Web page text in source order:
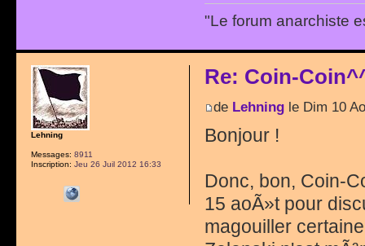
"Le forum anarchiste
Re: Coin-
de Lehningle Dim 10
Bonjour !
Donc, bon, Coin-
15 aoÃ»t pour
magouiller
Lehning
Messages: 8911
Inscription: Jeu 26 Juil 2012 16:33